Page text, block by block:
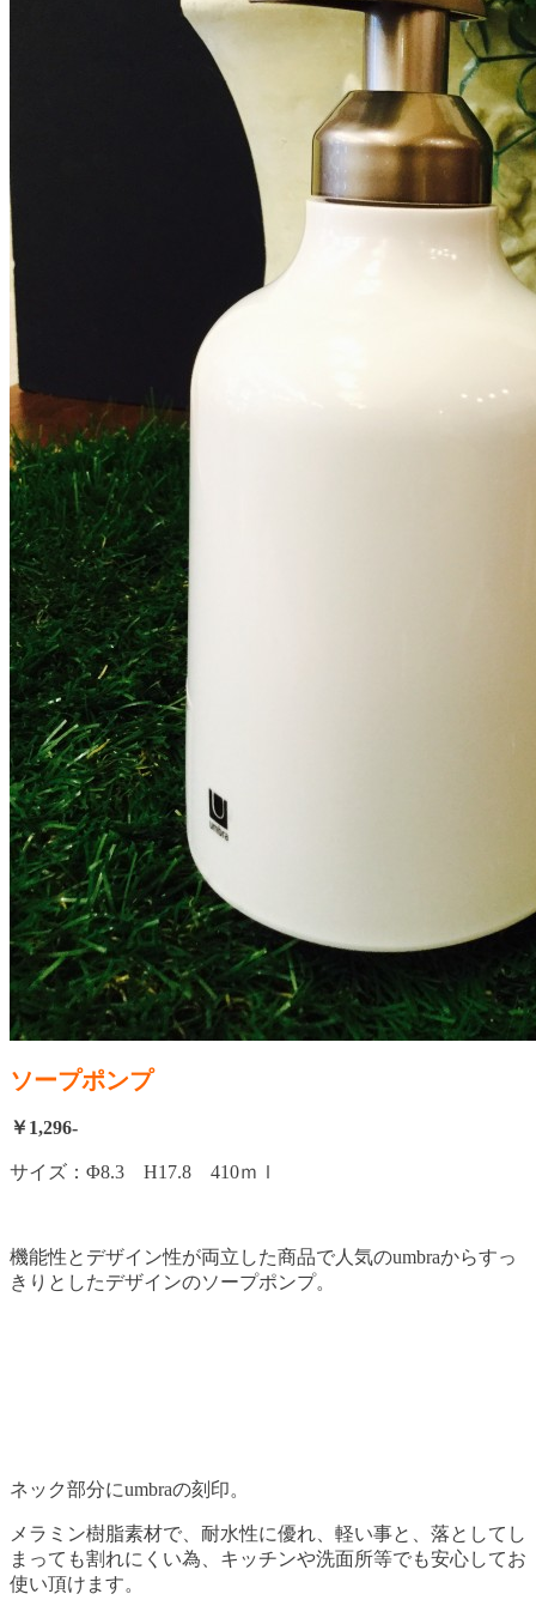
ソープポンプ
￥1,296-
サイズ：Φ8.3 H17.8 410ｍｌ
機能性とデザイン性が両立した商品で人気のumbraからすっ
きりとしたデザインのソープポンプ。
ネック部分にumbraの刻印。
メラミン樹脂素材で、耐水性に優れ、軽い事と、落としてし
まっても割れにくい為、キッチンや洗面所等でも安心してお
使い頂けます。